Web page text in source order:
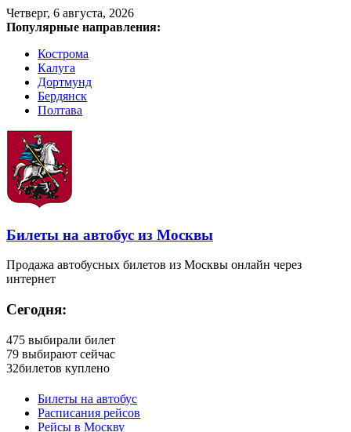
Четверг, 6 августа, 2026
Популярные направления:
Кострома
Калуга
Дортмунд
Бердянск
Полтава
Билеты на автобус из Москвы
Продажа автобусных билетов из Москвы онлайн через
интернет
Сегодня:
475 выбирали билет
79 выбирают сейчас
32билетов куплено
Билеты на автобус
Расписания рейсов
Рейсы в Москву